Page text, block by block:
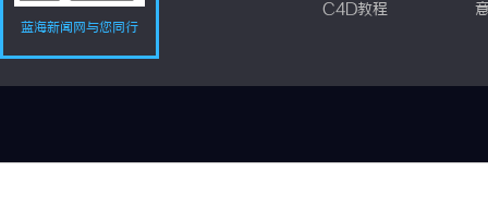
蓝海新闻网与您同行
C4D教程